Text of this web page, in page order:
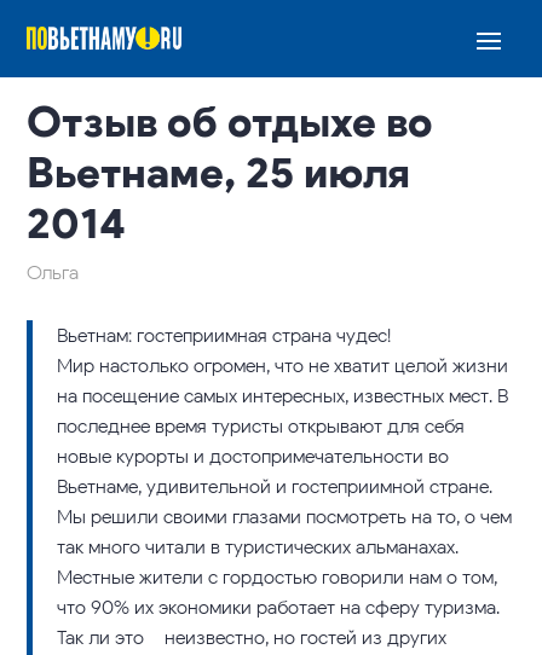
Отзыв об отдыхе во
Вьетнаме, 25 июля
2014
Ольга
Вьетнам: гостеприимная страна чудес!
Мир настолько огромен, что не хватит целой жизни
на посещение самых интересных, известных мест. В
последнее время туристы открывают для себя
новые курорты и достопримечательности во
Вьетнаме, удивительной и гостеприимной стране.
Мы решили своими глазами посмотреть на то, о чем
так много читали в туристических альманахах.
Местные жители с гордостью говорили нам о том,
что 90% их экономики работает на сферу туризма.
Так ли это – неизвестно, но гостей из других